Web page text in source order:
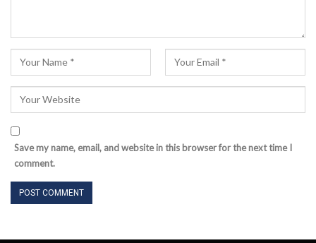
Save my name, email, and website in this browser for the next time I
comment.